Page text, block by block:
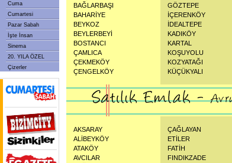
Cuma
Cumartesi
Pazar Sabah
İşte İnsan
Sinema
20. YILA ÖZEL
Çizerler
BAĞLARBAŞI
BAHARİYE
BEYKOZ
BEYLERBEYİ
BOSTANCI
ÇAMLICA
ÇEKMEKÖY
ÇENGELKÖY
GÖZTEPE
İÇERENKÖY
İDEALTEPE
KADIKÖY
KARTAL
KOŞUYOLU
KOZYATAĞI
KÜÇÜKYALI
AKSARAY
ALİBEYKÖY
ATAKÖY
AVCILAR
ÇAĞLAYAN
ETİLER
FATİH
FINDIKZADE